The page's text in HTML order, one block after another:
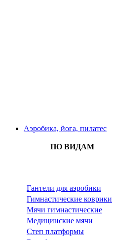
Аэробика, йога, пилатес
ПО ВИДАМ
Гантели для аэробики
Гимнастические коврики
Мячи гимнастические
Медицинские мячи
Степ платформы